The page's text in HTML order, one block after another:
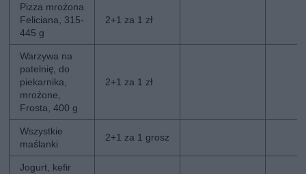
Pizza mrożona
Feliciana, 315-
445 g
2+1 za 1 zł
Warzywa na
patelnię, do
piekarnika,
mrożone,
Frosta, 400 g
2+1 za 1 zł
Wszystkie
maślanki
2+1 za 1 grosz
Jogurt, kefir